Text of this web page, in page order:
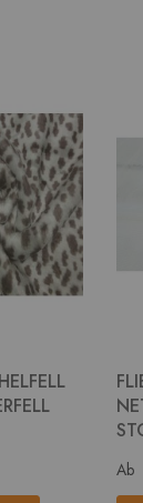
Ab